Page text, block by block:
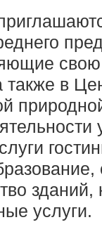
свою
в
зданий,
услуги.